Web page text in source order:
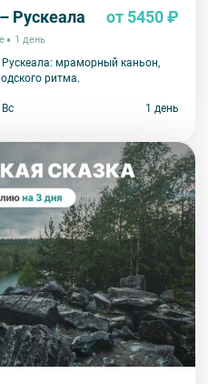
Рускеала от 5450 ₽
1 день
мраморный каньон,
ритма.
Вс 1 день